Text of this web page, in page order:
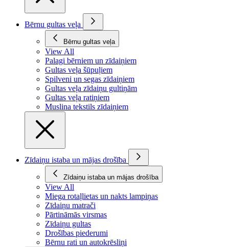
Bērnu gultas veļa
Bērnu gultas veļa
View All
Palagi bērniem un zīdaiņiem
Gultas veļa šūpuļiem
Spilveni un segas zīdaiņiem
Gultas veļa zīdaiņu gultiņām
Gultas veļa ratiņiem
Muslina tekstils zīdaiņiem
Zīdaiņu istaba un mājas drošība
Zīdaiņu istaba un mājas drošība
View All
Miega rotaļlietas un nakts lampiņas
Zīdaiņu matrači
Pārtināmās virsmas
Zīdaiņu gultas
Drošības piederumi
Bērnu rati un autokrēsliņi